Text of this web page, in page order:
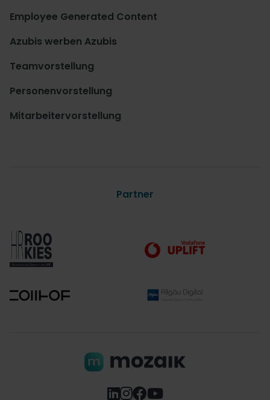
Employee Generated Content
Azubis werben Azubis
Teamvorstellung
Personenvorstellung
Mitarbeitervorstellung
Partner
